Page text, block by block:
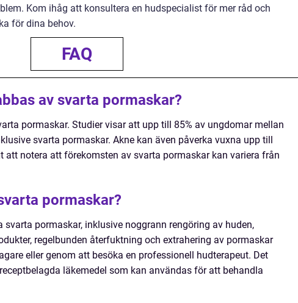
Kom ihåg att konsultera en hudspecialist för mer råd och
för dina behov.
FAQ
av svarta pormaskar?
pormaskar. Studier visar att upp till 85% av ungdomar mellan
svarta pormaskar. Akne kan även påverka vuxna upp till
att notera att förekomsten av svarta pormaskar kan variera från
pormaskar?
pormaskar, inklusive noggrann rengöring av huden,
regelbunden återfuktning och extrahering av pormaskar
eller genom att besöka en professionell hudterapeut. Det
läkemedel som kan användas för att behandla